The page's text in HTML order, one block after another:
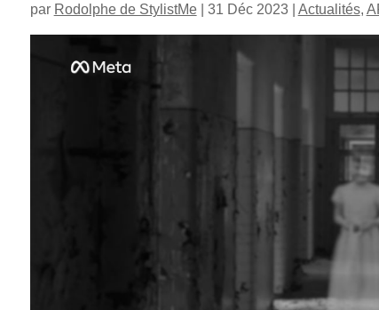
par Rodolphe de StylistMe| 31 Déc 2023| Actualités,